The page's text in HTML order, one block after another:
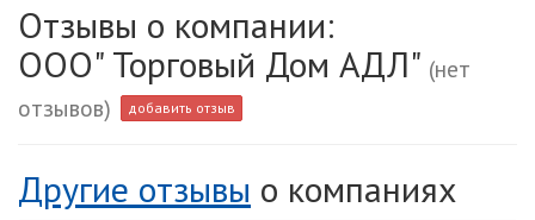
Отзывы о компании:
ООО" Торговый Дом АДЛ" (нет
отзывов)
добавить отзыв
Другие отзывы о компаниях